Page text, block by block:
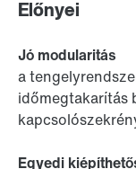
Előnyei
Jó modularitás
a
időmegtakarítás
Egyedi